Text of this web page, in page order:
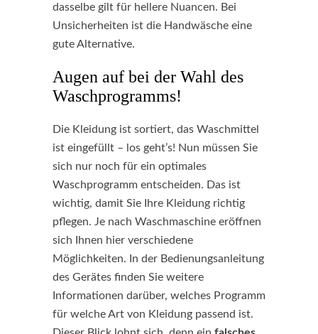
dasselbe gilt für hellere Nuancen. Bei
Unsicherheiten ist die Handwäsche eine
gute Alternative.
Augen auf bei der Wahl des
Waschprogramms!
Die Kleidung ist sortiert, das Waschmittel
ist eingefüllt – los geht’s! Nun müssen Sie
sich nur noch für ein optimales
Waschprogramm entscheiden. Das ist
wichtig, damit Sie Ihre Kleidung richtig
pflegen. Je nach Waschmaschine eröffnen
sich Ihnen hier verschiedene
Möglichkeiten. In der Bedienungsanleitung
des Gerätes finden Sie weitere
Informationen darüber, welches Programm
für welche Art von Kleidung passend ist.